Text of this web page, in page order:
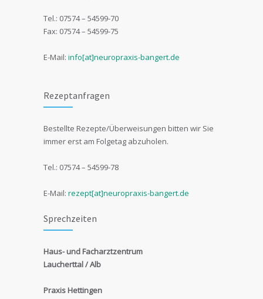
Tel.: 07574 – 54599-70
Fax: 07574 – 54599-75
E-Mail: info[at]neuropraxis-bangert.de
Rezeptanfragen
Bestellte Rezepte/Überweisungen bitten wir Sie
immer erst am Folgetag abzuholen.
Tel.: 07574 – 54599-78
E-Mail: rezept[at]neuropraxis-bangert.de
Sprechzeiten
Haus- und Facharztzentrum
Laucherttal / Alb
Praxis Hettingen